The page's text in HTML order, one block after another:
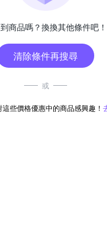
商品嗎？換換其他條件吧！
清除條件再搜尋
或
些價格優惠中的商品感興趣！